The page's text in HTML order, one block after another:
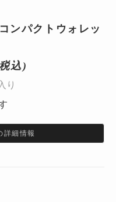
ンパクトウォレッ
込)
り
詳細情報